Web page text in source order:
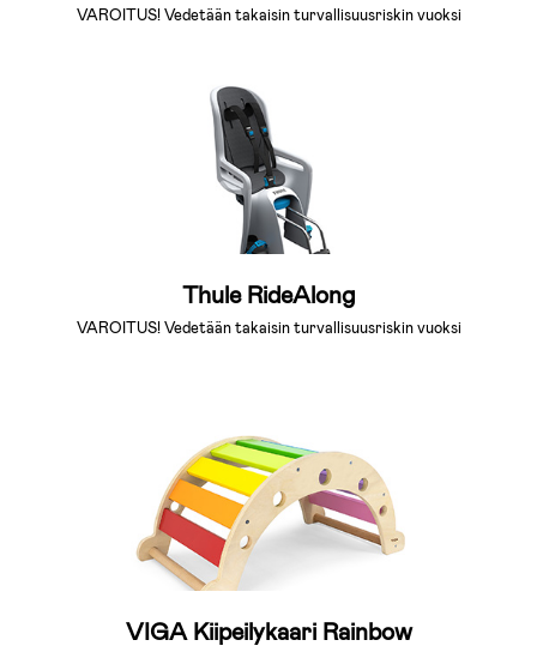
VAROITUS! Vedetään takaisin turvallisuusriskin vuoksi
Thule RideAlong
VAROITUS! Vedetään takaisin turvallisuusriskin vuoksi
VIGA Kiipeilykaari Rainbow